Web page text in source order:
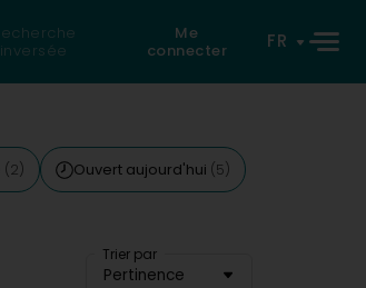
inversée
Me
connecter
FR
(2) Ouvert aujourd'hui (5)
Trier par
Pertinence